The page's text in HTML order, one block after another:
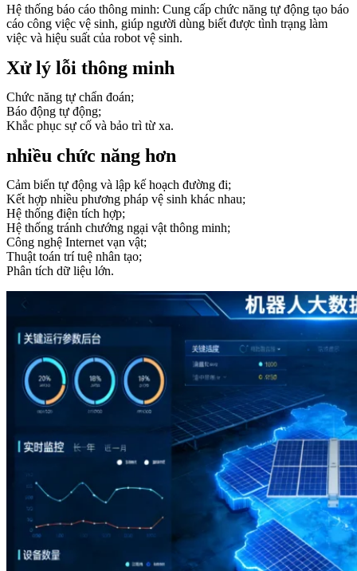
Hệ thống báo cáo thông minh: Cung cấp chức năng tự động tạo báo
cáo công việc vệ sinh, giúp người dùng biết được tình trạng làm
việc và hiệu suất của robot vệ sinh.
Xử lý lỗi thông minh
Chức năng tự chẩn đoán;
Báo động tự động;
Khắc phục sự cố và bảo trì từ xa.
nhiều chức năng hơn
Cảm biến tự động và lập kế hoạch đường đi;
Kết hợp nhiều phương pháp vệ sinh khác nhau;
Hệ thống điện tích hợp;
Hệ thống tránh chướng ngại vật thông minh;
Công nghệ Internet vạn vật;
Thuật toán trí tuệ nhân tạo;
Phân tích dữ liệu lớn.